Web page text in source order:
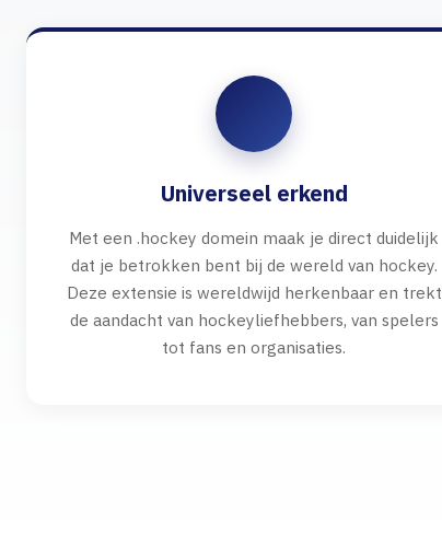
Universeel erkend
Met een .hockey domein maak je direct duidelijk
dat je betrokken bent bij de wereld van hockey.
Deze extensie is wereldwijd herkenbaar en trekt
de aandacht van hockeyliefhebbers, van spelers
tot fans en organisaties.